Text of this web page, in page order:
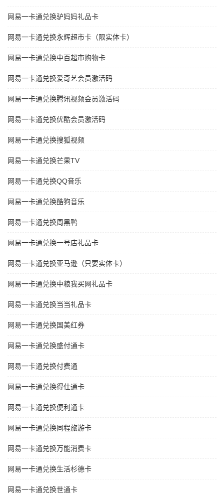
网易一卡通兑换驴妈妈礼品卡
网易一卡通兑换永辉超市卡（限实体卡）
网易一卡通兑换中百超市购物卡
网易一卡通兑换爱奇艺会员激活码
网易一卡通兑换腾讯视频会员激活码
网易一卡通兑换优酷会员激活码
网易一卡通兑换搜狐视频
网易一卡通兑换芒果TV
网易一卡通兑换QQ音乐
网易一卡通兑换酷狗音乐
网易一卡通兑换周黑鸭
网易一卡通兑换一号店礼品卡
网易一卡通兑换亚马逊（只要实体卡）
网易一卡通兑换中粮我买网礼品卡
网易一卡通兑换当当礼品卡
网易一卡通兑换国美红券
网易一卡通兑换盛付通卡
网易一卡通兑换付费通
网易一卡通兑换得仕通卡
网易一卡通兑换便利通卡
网易一卡通兑换同程旅游卡
网易一卡通兑换万能消费卡
网易一卡通兑换生活杉德卡
网易一卡通兑换世通卡